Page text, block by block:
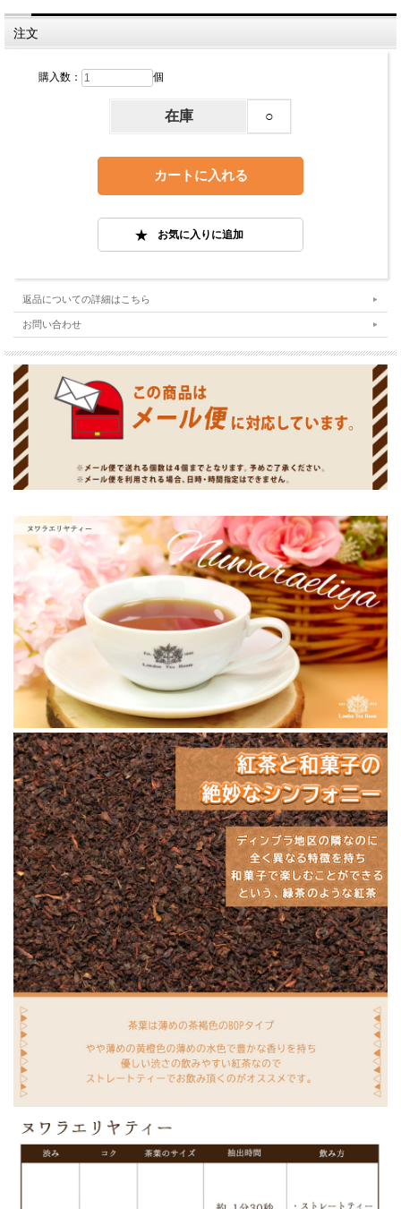
注文
購入数： 個
在庫 ○
返品についての詳細はこちら
お問い合わせ